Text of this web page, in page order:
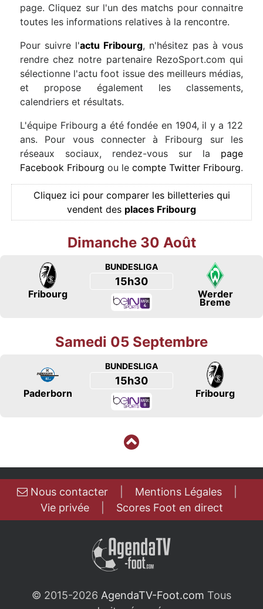
page. Cliquez sur l'un des matchs pour connaitre
toutes les informations relatives à la rencontre.
Pour suivre l'actu Fribourg, n'hésitez pas à vous
rendre chez notre partenaire RezoSport.com qui
sélectionne l'actu foot issue des meilleurs médias,
et propose également les classements,
calendriers et résultats.
L'équipe Fribourg a été fondée en 1904, il y a 122
ans. Pour vous connecter à Fribourg sur les
réseaux sociaux, rendez-vous sur la page
Facebook Fribourg ou le compte Twitter Fribourg.
Cliquez ici pour comparer les billetteries qui
vendent des places Fribourg
Dimanche 30 Août
Fribourg
BUNDESLIGA
15h30
Werder
Breme
Samedi 05 Septembre
Paderborn
BUNDESLIGA
15h30
Fribourg
Nous contacter Mentions Légales
Vie privée| Scores Foot en direct
© 2015-2026 AgendaTV-Foot.com Tous